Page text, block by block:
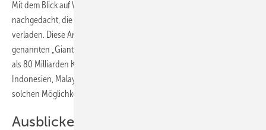
Mit dem Blick auf Wirtschaftlichkeit wird auch über den Bau von Häfen
nachgedacht, die in der Lage sind Erdgas in verflüssigter Form zu
verladen. Diese Art von Häfen lohnen sich nur in der Nähe von so
genannten „Giants“ (Giganten) also riesigen Gasvorkommen mit mehr
als 80 Milliarden Kubikmetern. Zurzeit sind nur Länder wie Algerien,
Indonesien, Malaysia, Iran und seit einigen Jahren auch Katar mit
solchen Möglichkeiten ausgestattet.
Ausblicke für LNG